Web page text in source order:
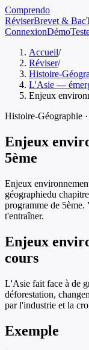
Comprendo
RéviserBrevet & Bac
ConnexionDémo
Accueil/
Réviser/
Histoire-
L'Asie —
Enjeux
Histoire-Géographie ·
Enjeux
5ème
Enjeux
géographiedu
programme de 5ème.
t'entraîner.
Enjeux
cours
L'Asie fait face à de
déforestation,
par l'industrie et la
Exemple